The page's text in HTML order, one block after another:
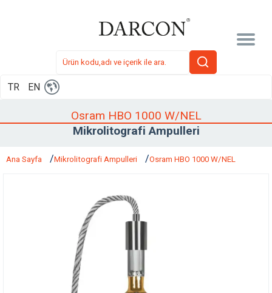
TR EN
Osram HBO 1000 W/NEL
Mikrolitografi Ampulleri
Ana Sayfa Mikrolitografi Ampulleri Osram HBO 1000 W/NEL